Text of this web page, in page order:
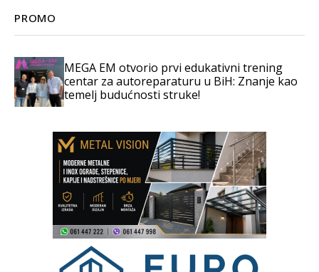
PROMO
MEGA EM otvorio prvi edukativni trening
centar za autoreparaturu u BiH: Znanje kao
temelj budućnosti struke!